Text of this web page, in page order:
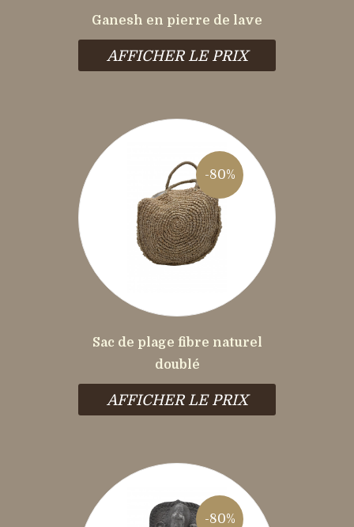
Ganesh en pierre de lave
AFFICHER LE PRIX
-80%
Sac de plage fibre naturel
doublé
AFFICHER LE PRIX
-80%